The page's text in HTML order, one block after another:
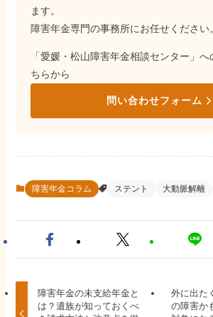
ます。
障害年金専門の事務所にお任せください
「愛媛・松山障害年金相談センター」へ
ちらから
問い合わせフォーム
障害年金コラム ステント 大動脈解離
障害年金の未支給年金と
は？遺族が知っておくべ
外に出た
の障害か